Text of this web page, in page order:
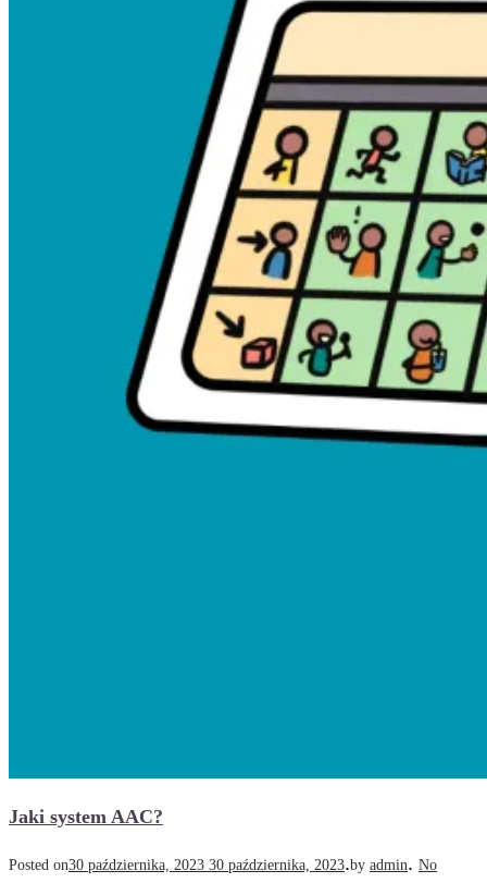
Jaki system AAC?
Posted on30 października, 2023 30 października, 2023.by admin. No